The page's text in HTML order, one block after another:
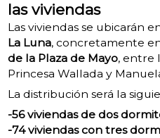
las viviendas
Las viviendas se ubicarán
La Luna, concretamente
de la Plaza de Mayo, entre
Princesa Wallada y
La distribución será la
-56 viviendas de dos
-74 viviendas con tres